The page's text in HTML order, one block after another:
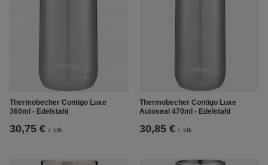
Thermobecher Contigo Luxe
360ml - Edelstahl
30,75 € / stk.
Thermobecher Contigo Luxe
Autoseal 470ml - Edelstahl
30,85 € / stk.